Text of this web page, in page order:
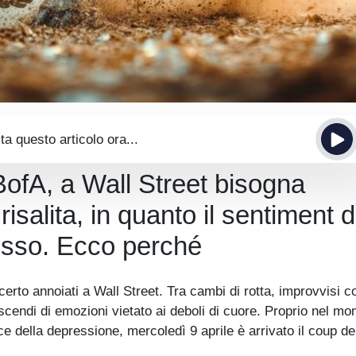
questo articolo ora...
a Wall Street bisogna
in quanto il sentiment
Ecco perché
annoiati a Wall Street. Tra cambi di rotta, improvvisi
di emozioni vietato ai deboli di cuore. Proprio nel
della depressione, mercoledì 9 aprile è arrivato il coup de